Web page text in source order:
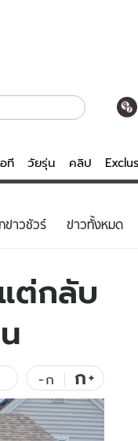
ที วัยรุ่น คลิป
บันเทิง
เกมส์
ดูทีวี
WeTV
กข่าวชัวร์ ข่าวทั้งหมด
ต่กลับ
-ก ก+